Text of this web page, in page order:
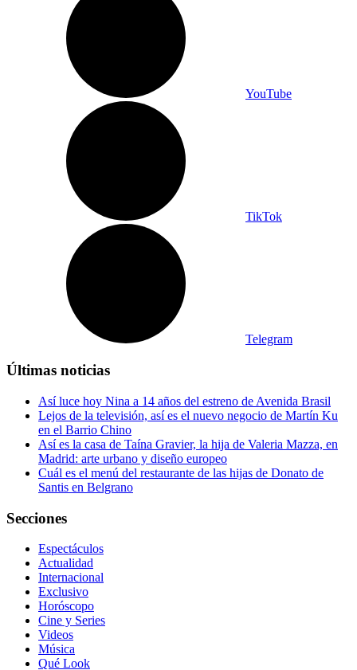
YouTube
TikTok
Telegram
Últimas noticias
Así luce hoy Nina a 14 años del estreno de Avenida Brasil
Lejos de la televisión, así es el nuevo negocio de Martín Ku
en el Barrio Chino
Así es la casa de Taína Gravier, la hija de Valeria Mazza, en
Madrid: arte urbano y diseño europeo
Cuál es el menú del restaurante de las hijas de Donato de
Santis en Belgrano
Secciones
Espectáculos
Actualidad
Internacional
Exclusivo
Horóscopo
Cine y Series
Videos
Música
Qué Look